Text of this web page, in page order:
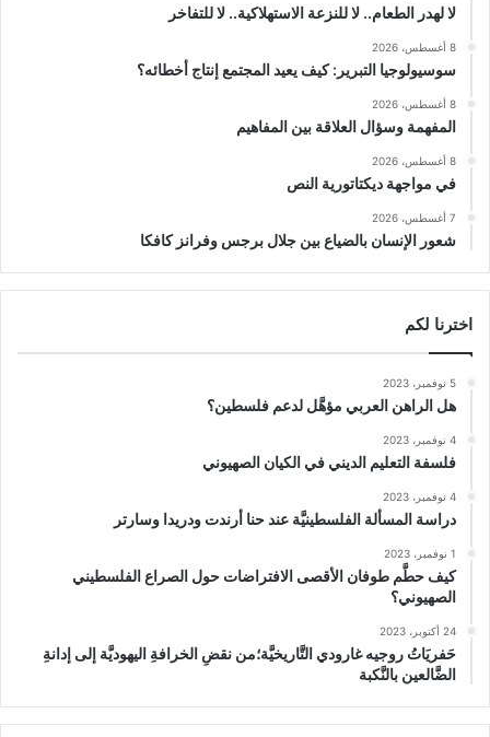
لا لهدر الطعام.. لا للنزعة الاستهلاكية.. لا للتفاخر
8 أغسطس، 2026
سوسيولوجيا التبرير: كيف يعيد المجتمع إنتاج أخطائه؟
8 أغسطس، 2026
المفهمة وسؤال العلاقة بين المفاهيم
8 أغسطس، 2026
في مواجهة ديكتاتورية النص
7 أغسطس، 2026
شعور الإنسان بالضياع بين جلال برجس وفرانز كافكا
اخترنا لكم
5 نوفمبر، 2023
هل الراهن العربي مؤهَّل لدعم فلسطين؟
4 نوفمبر، 2023
فلسفة التعليم الديني في الكيان الصهيوني
4 نوفمبر، 2023
دراسة المسألة الفلسطينيَّة عند حنا أرندت ودريدا وسارتر
1 نوفمبر، 2023
كيف حطَّم طوفان الأقصى الافتراضات حول الصراع الفلسطيني
الصهيوني؟
24 أكتوبر، 2023
حَفريَاتُ روجيه غارودي التَّاريخيَّة؛من نقضِ الخرافةِ اليهوديَّة إلى إدانةِ
الضَّالعين بالنَّكبة